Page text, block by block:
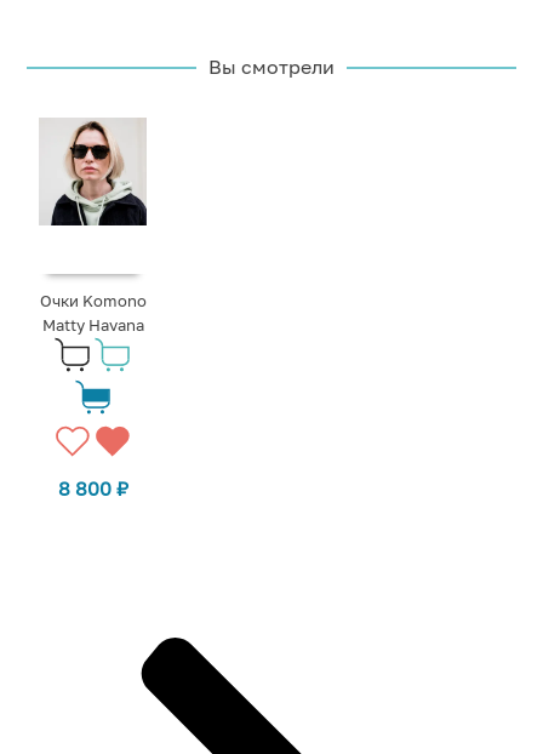
Вы смотрели
Очки Komono
Matty Havana
8 800 ₽